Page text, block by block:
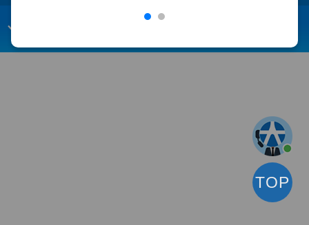
webmaster@yuanta.com
TOP